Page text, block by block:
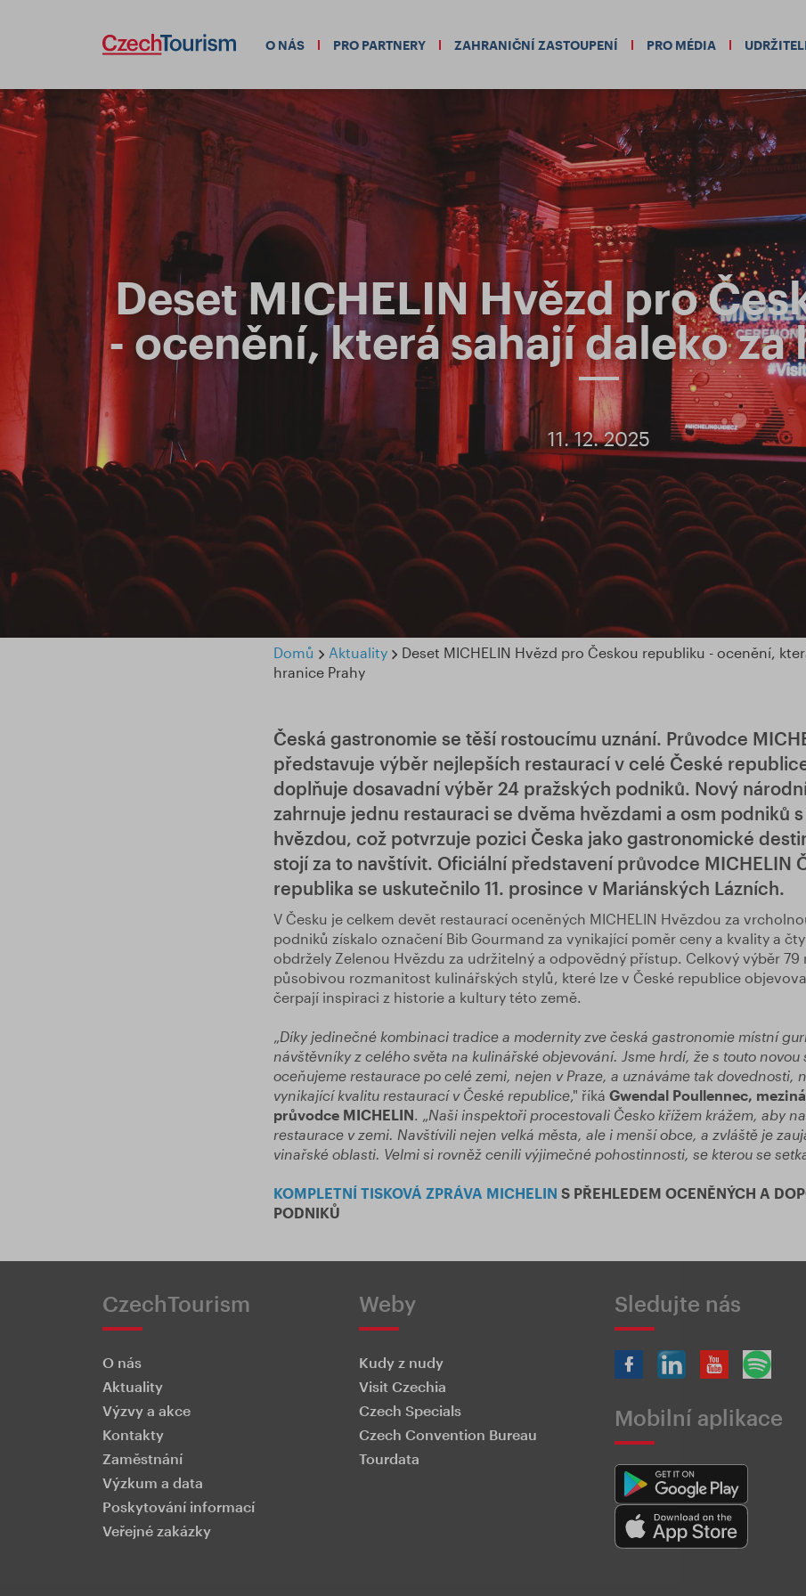
O NÁS PRO PARTNERY ZAHRANIČNÍ ZASTOUPENÍ PRO MÉDIA
Deset MICHELIN Hvězd pro
- ocenění, která sahají daleko za
11. 12. 2025
Domů Aktuality
Deset MICHELIN Hvězd pro Českou republiku - ocenění,
hranice Prahy
Česká gastronomie se těší rostoucímu uznání. Průvodce
představuje výběr nejlepších restaurací v celé České
doplňuje dosavadní výběr 24 pražských podniků. Nový
zahrnuje jednu restauraci se dvěma hvězdami a osm podniků
hvězdou, což potvrzuje pozici Česka jako gastronomické
stojí za to navštívit. Oficiální představení průvodce MICHELIN
republika se uskutečnilo 11. prosince v Mariánských Lázních.
V Česku je celkem devět restaurací oceněných MICHELIN Hvězdou za
podniků získalo označení Bib Gourmand za vynikající poměr ceny a kvality a
obdržely Zelenou Hvězdu za udržitelný a odpovědný přístup. Celkový výběr 79
působivou rozmanitost kulinářských stylů, které lze v České republice
čerpají inspiraci z historie a kultury této země.
„Díky jedinečné kombinaci tradice a modernity zve česká gastronomie místní
návštěvníky z celého světa na kulinářské objevování. Jsme hrdí, že s touto novou
oceňujeme restaurace po celé zemi, nejen v Praze, a uznáváme tak dovednosti,
vynikající kvalitu restaurací v České republice," říká Gwendal Poullennec,
průvodce MICHELIN. „Naši inspektoři procestovali Česko křížem krážem, aby
restaurace v zemi. Navštívili nejen velká města, ale i menší obce, a zvláště je
vinařské oblasti. Velmi si rovněž cenili výjimečné pohostinnosti, se kterou se
KOMPLETNÍ TISKOVÁ ZPRÁVA MICHELIN S PŘEHLEDEM OCENĚNÝCH A
PODNIKŮ
CzechTourism
O nás
Aktuality
Výzvy a akce
Kontakty
Zaměstnání
Výzkum a data
Poskytování informací
Veřejné zakázky
Weby
Kudy z nudy
Visit Czechia
Czech Specials
Czech Convention Bureau
Tourdata
Sledujte nás
Mobilní aplikace